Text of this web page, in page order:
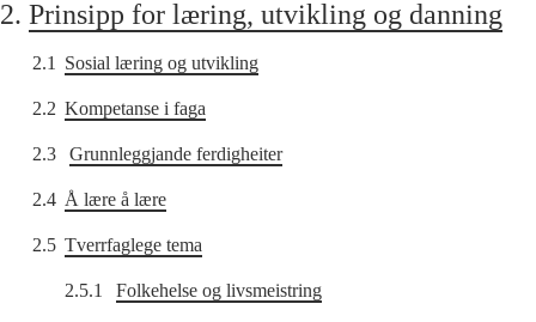
2. Prinsipp for læring, utvikling og danning
2.1 Sosial læring og utvikling
2.2 Kompetanse i faga
2.3 Grunnleggjande ferdigheiter
2.4 Å lære å lære
2.5 Tverrfaglege tema
2.5.1 Folkehelse og livsmeistring